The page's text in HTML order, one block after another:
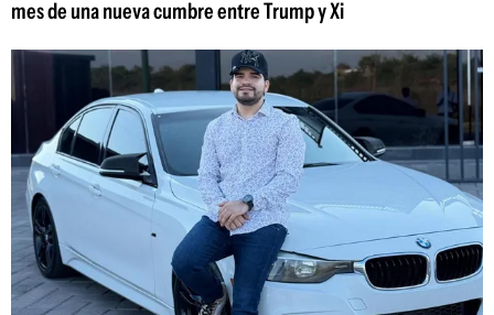
mes de una nueva cumbre entre Trump y Xi